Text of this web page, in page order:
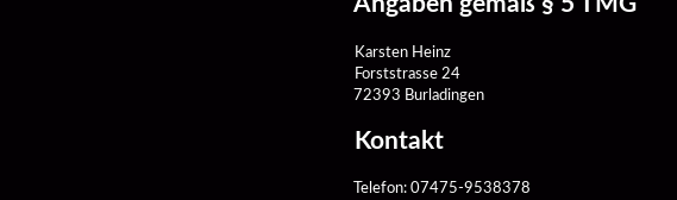
Karsten Heinz
Forststrasse 24
72393 Burladingen
Kontakt
Telefon: 07475-9538378